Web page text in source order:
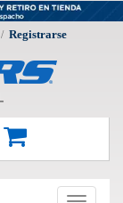
/ Registrarse